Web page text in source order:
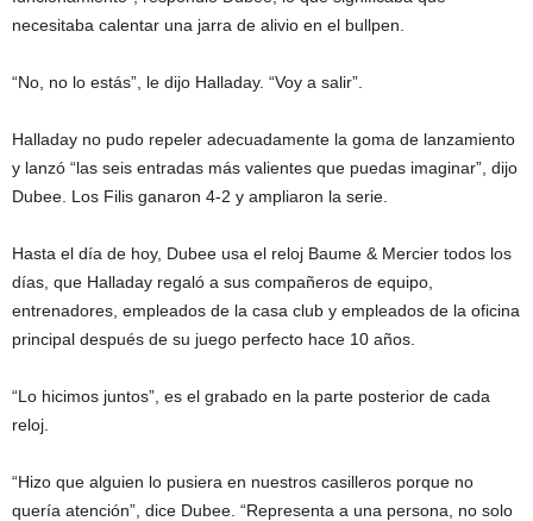
necesitaba calentar una jarra de alivio en el bullpen.
“No, no lo estás”, le dijo Halladay. “Voy a salir”.
Halladay no pudo repeler adecuadamente la goma de lanzamiento
y lanzó “las seis entradas más valientes que puedas imaginar”, dijo
Dubee. Los Filis ganaron 4-2 y ampliaron la serie.
Hasta el día de hoy, Dubee usa el reloj Baume & Mercier todos los
días, que Halladay regaló a sus compañeros de equipo,
entrenadores, empleados de la casa club y empleados de la oficina
principal después de su juego perfecto hace 10 años.
“Lo hicimos juntos”, es el grabado en la parte posterior de cada
reloj.
“Hizo que alguien lo pusiera en nuestros casilleros porque no
quería atención”, dice Dubee. “Representa a una persona, no solo